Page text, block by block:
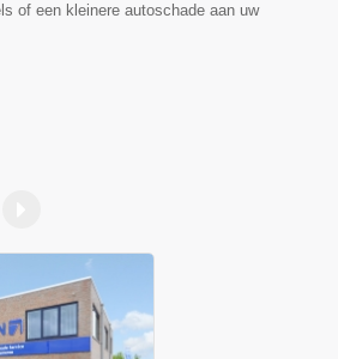
of een kleinere autoschade aan uw